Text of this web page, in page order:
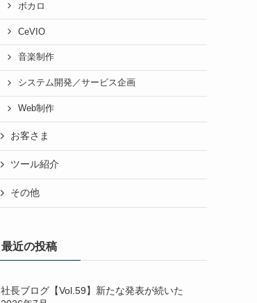
ボカロ
CeVIO
音楽制作
システム開発／サービス企画
Web制作
お客さま
ツール紹介
その他
最近の投稿
社長ブログ【Vol.59】新たな発表が続いた